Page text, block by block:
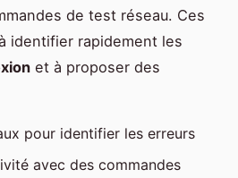
de test réseau. Ces
identifier rapidement les
et à proposer des
pour identifier les erreurs
avec des commandes